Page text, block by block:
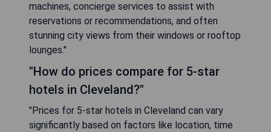
machines, concierge services to assist with
reservations or recommendations, and often
stunning city views from their windows or rooftop
lounges."
"How do prices compare for 5-star
hotels in Cleveland?"
"Prices for 5-star hotels in Cleveland can vary
significantly based on factors like location, time